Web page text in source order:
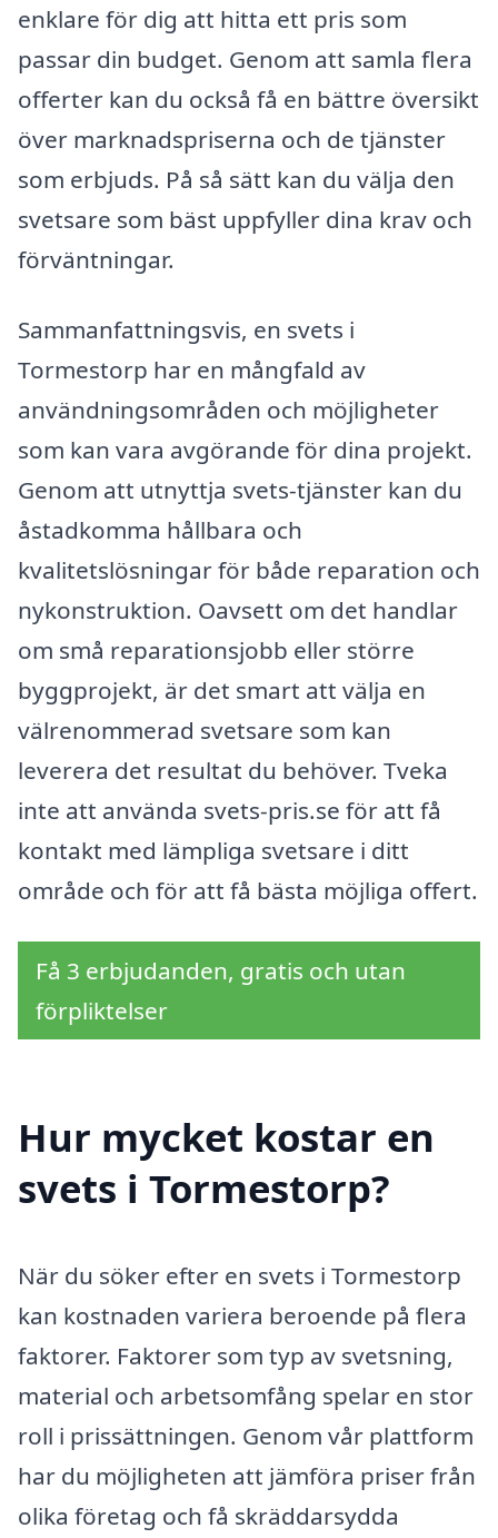
enklare för dig att hitta ett pris som
passar din budget. Genom att samla flera
offerter kan du också få en bättre översikt
över marknadspriserna och de tjänster
som erbjuds. På så sätt kan du välja den
svetsare som bäst uppfyller dina krav och
förväntningar.
Sammanfattningsvis, en svets i
Tormestorp har en mångfald av
användningsområden och möjligheter
som kan vara avgörande för dina projekt.
Genom att utnyttja svets-tjänster kan du
åstadkomma hållbara och
kvalitetslösningar för både reparation och
nykonstruktion. Oavsett om det handlar
om små reparationsjobb eller större
byggprojekt, är det smart att välja en
välrenommerad svetsare som kan
leverera det resultat du behöver. Tveka
inte att använda svets-pris.se för att få
kontakt med lämpliga svetsare i ditt
område och för att få bästa möjliga offert.
Få 3 erbjudanden, gratis och utan
förpliktelser
Hur mycket kostar en
svets i Tormestorp?
När du söker efter en svets i Tormestorp
kan kostnaden variera beroende på flera
faktorer. Faktorer som typ av svetsning,
material och arbetsomfång spelar en stor
roll i prissättningen. Genom vår plattform
har du möjligheten att jämföra priser från
olika företag och få skräddarsydda